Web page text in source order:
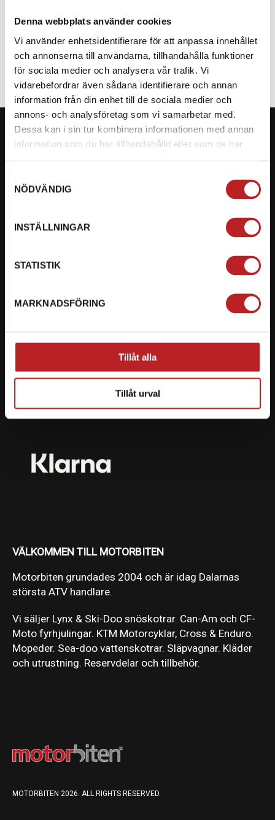
Denna webbplats använder cookies
Vi använder enhetsidentifierare för att anpassa innehållet
och annonserna till användarna, tillhandahålla funktioner
för sociala medier och analysera vår trafik. Vi
vidarebefordrar även sådana identifierare och annan
information från din enhet till de sociala medier och
annons- och analysföretag som vi samarbetar med.
Dessa kan i sin tur kombinera informationen med annan
information som du har tillhandahållit eller som de har
NÖDVÄNDIG
INSTÄLLNINGAR
STATISTIK
MARKNADSFÖRING
Tillåt alla
Tillåt urval
SPECIFIKATION
Org. nummer: 5566689278
Ryckepungsvägen 3, 79177 Falun
Vi erbjuder flera olika betalsätt. Dina köp är alltid
skyddade med krypteringsteknik.
VÄLKOMMEN TILL MOTORBITEN
Motorbiten grundades 2004 och är idag Dalarnas
största ATV handlare.
Vi säljer Lynx & Ski-Doo snöskotrar. Can-Am och CF-
Moto fyrhjulingar. KTM Motorcyklar, Cross & Enduro.
Mopeder. Sea-doo vattenskotrar. Släpvagnar. Kläder
och utrustning. Reservdelar och tillbehör.
MOTORBITEN 2026. ALL RIGHTS RESERVED.